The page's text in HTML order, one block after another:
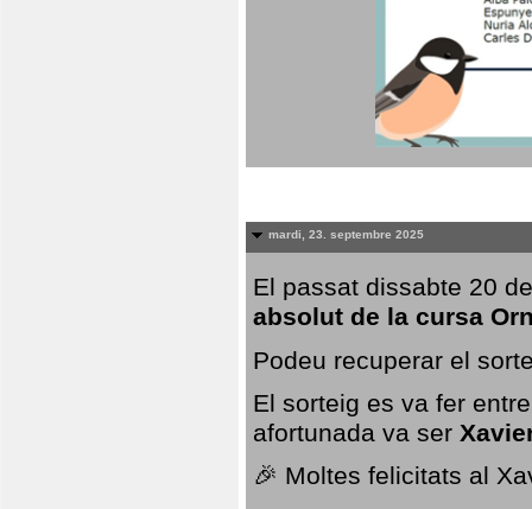
mardi, 23. septembre 2025
El passat dissabte 20
absolut de la cursa
Podeu recuperar el
El sorteig es va fer
afortunada va ser
🎉 Moltes felicitats al